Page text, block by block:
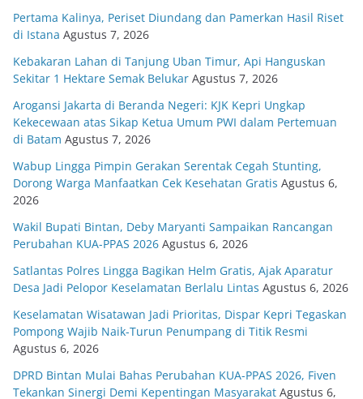
Pertama Kalinya, Periset Diundang dan Pamerkan Hasil Riset
di Istana Agustus 7, 2026
Kebakaran Lahan di Tanjung Uban Timur, Api Hanguskan
Sekitar 1 Hektare Semak Belukar Agustus 7, 2026
Arogansi Jakarta di Beranda Negeri: KJK Kepri Ungkap
Kekecewaan atas Sikap Ketua Umum PWI dalam Pertemuan
di Batam Agustus 7, 2026
Wabup Lingga Pimpin Gerakan Serentak Cegah Stunting,
Dorong Warga Manfaatkan Cek Kesehatan Gratis Agustus 6,
2026
Wakil Bupati Bintan, Deby Maryanti Sampaikan Rancangan
Perubahan KUA-PPAS 2026 Agustus 6, 2026
Satlantas Polres Lingga Bagikan Helm Gratis, Ajak Aparatur
Desa Jadi Pelopor Keselamatan Berlalu Lintas Agustus 6, 2026
Keselamatan Wisatawan Jadi Prioritas, Dispar Kepri Tegaskan
Pompong Wajib Naik-Turun Penumpang di Titik Resmi
Agustus 6, 2026
DPRD Bintan Mulai Bahas Perubahan KUA-PPAS 2026, Fiven
Tekankan Sinergi Demi Kepentingan Masyarakat Agustus 6,